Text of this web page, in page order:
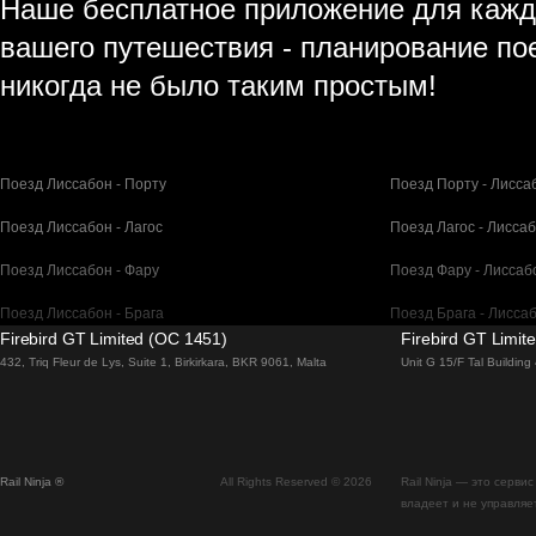
Наше бесплатное приложение для
вашего путешествия - планирование
никогда не было таким простым!
Поезд Лиссабон - Порту Поезд Порту -
Поезд Лиссабон - Лагос Поезд Лагос -
Поезд Лиссабон - Фару Поезд Фару -
Поезд Лиссабон - Брага Поезд Брага -
Поезд Барселона - Мадрид Поезд Мадрид -
Поезд Мадрид - Севилья Поезд Севилья -
Firebird GT Limited (OC 1451)
432, Triq Fleur de Lys, Suite 1, Birkirkara, BKR 9061, Malta
Firebird GT
Unit G 15/F Tal
Rail Ninja ® All Rights Reserved © 2026
Rail Ninja — это
владеет и не